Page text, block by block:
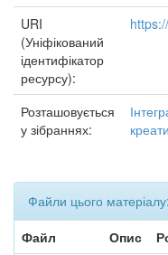
URI
(Уніфікований
ідентифікатор
ресурсу):
Розташовується
у зібраннях:
Файли цього матеріалу:
Файл
Опис